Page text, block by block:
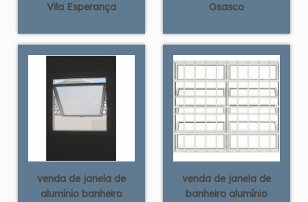
Vila Esperança
Osasco
venda de janela de
alumínio banheiro
venda de janela de
banheiro alumínio